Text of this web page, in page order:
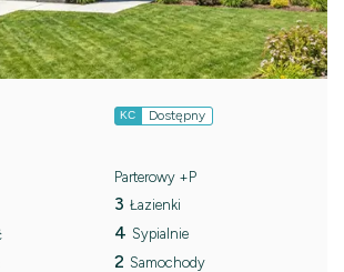
KC Dostępny
Parterowy +P
3 Łazienki
4 Sypialnie
2 Samochody